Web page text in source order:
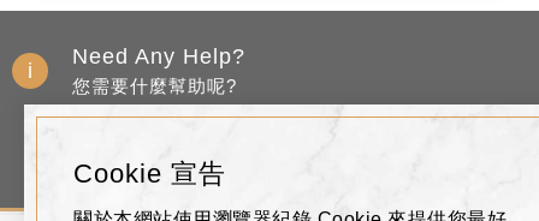
Cookie 宣告
Need Any Help?
您需要什麼幫助呢?
Tax Refund Gift Voucher